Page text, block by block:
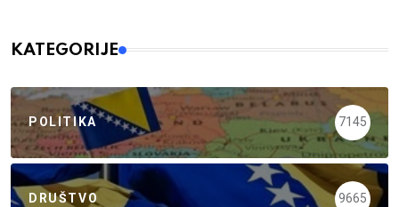
KATEGORIJE
POLITIKA 7145
DRUŠTVO 9665